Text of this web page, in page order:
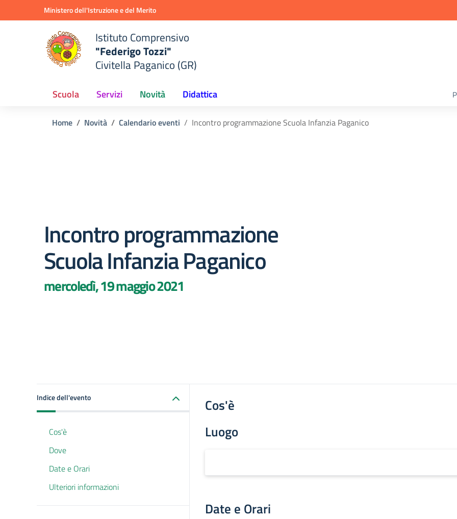
Vai ai contenuti
Vai al menu di navigazioneMinistero dell'Istruzione e del Merito
Istituto Comprensivo
"Federigo Tozzi"
Civitella Paganico (GR)
Scuola Servizi Novità Didattica
Home Novità Calendario eventi Incontro programmazione Scuola Infanzia Paganico
Incontro programmazione
Scuola Infanzia Paganico
mercoledì, 19 maggio 2021
Indice dell'evento
Cos'è
Dove
Date e Orari
Ulteriori informazioni
Cos'è
Luogo
Date e Orari